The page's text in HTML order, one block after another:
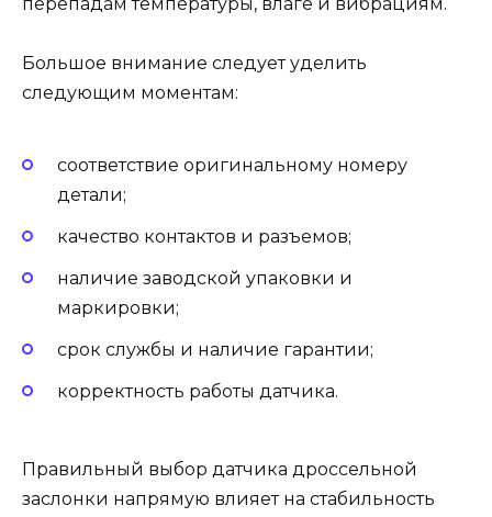
Большое внимание следует уделить
следующим моментам:
соответствие оригинальному номеру
детали;
качество контактов и разъемов;
наличие заводской упаковки и
маркировки;
срок службы и наличие гарантии;
корректность работы датчика.
Правильный выбор датчика дроссельной
заслонки напрямую влияет на стабильность